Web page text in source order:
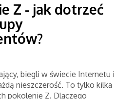
Z - jak dotrzeć
biegli w świecie Internetu i
nieszczerość. To tylko kilka
pokolenie Z. Dlaczego